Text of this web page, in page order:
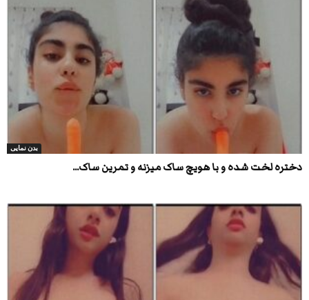
بدن نمایی
دختره لخت شده و با هویچ ساک میزنه و تمرین ساک...